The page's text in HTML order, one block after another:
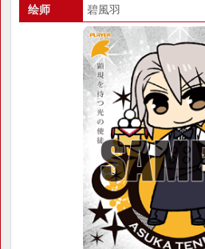
绘师
碧風羽